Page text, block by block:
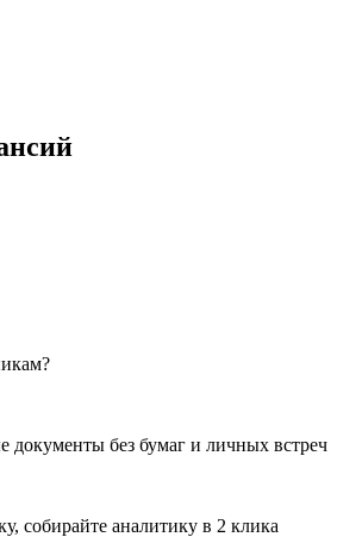
документы без бумаг и личных встреч
собирайте аналитику в 2 клика